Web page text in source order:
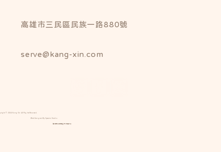
高雄市三民區民族一路880號
serve@kang-xin.com